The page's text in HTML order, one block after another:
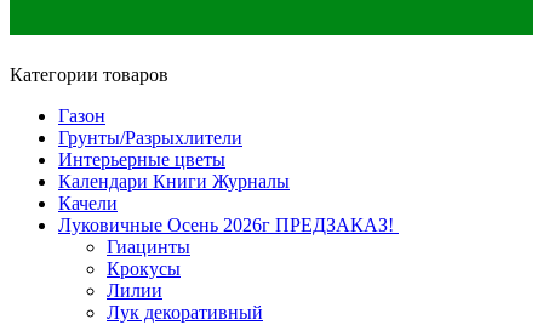
Категории товаров
Газон
Грунты/Разрыхлители
Интерьерные цветы
Календари Книги Журналы
Качели
Луковичные Осень 2026г ПРЕДЗАКАЗ!
Гиацинты
Крокусы
Лилии
Лук декоративный